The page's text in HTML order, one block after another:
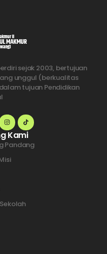
sejak 2003, bertujuan
unggul (berkualitas
tujuan Pendidikan
Kami
Pandang